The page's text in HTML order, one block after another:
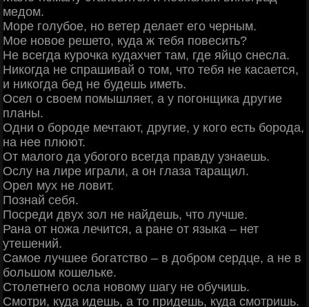
медом.
Море голубое, но ветер делает его черным.
Мое новое решето, куда ж тебя повесить?
Не всегда курочка кудахчет там, где яйцо снесла.
Никогда не спрашивай о том, что тебя не касается,
и никогда бед не будешь иметь.
Осел о своем помышляет, а у погонщика другие
планы.
Одни о бороде мечтают, другие, у кого есть борода,
на нее плюют.
От малого да убогого всегда правду узнаешь.
Ослу на лире играли, а он глаза таращил.
Орел мух не ловит.
Познай себя.
Посреди двух зол не найдешь, что лучше.
Рана от ножа лечится, а ране от языка – нет
утешений.
Самое лучшее богатство – в добром сердце, а не в
большом кошельке.
Столетнего осла новому шагу не обучишь.
Смотри, куда идешь, а то придешь, куда смотришь.